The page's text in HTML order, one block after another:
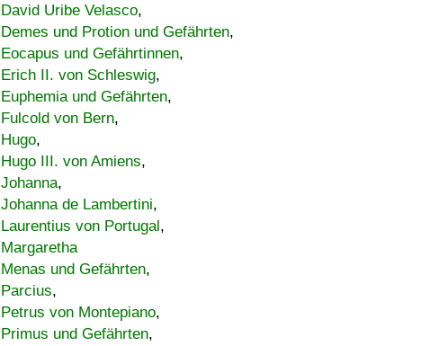
David Uribe Velasco,
Demes und Protion und Gefährten,
Eocapus und Gefährtinnen,
Erich II. von Schleswig,
Euphemia und Gefährten,
Fulcold von Bern,
Hugo,
Hugo III. von Amiens,
Johanna,
Johanna de Lambertini,
Laurentius von Portugal,
Margaretha
Menas und Gefährten,
Parcius,
Petrus von Montepiano,
Primus und Gefährten,